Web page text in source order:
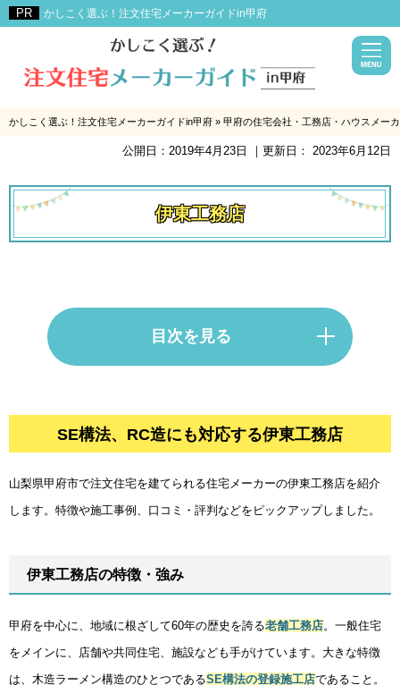
かしこく選ぶ！注文住宅メーカーガイドin甲府
かしこく選ぶ！注文住宅メーカーガイドin甲府 » 甲府の住宅会社・工務店・ハウスメー
公開日： 2019年4月23日 ｜更新日： 2023年6月12日
伊東工務店
目次を見る
SE構法、RC造にも対応する伊東工務店
山梨県甲府市で注文住宅を建てられる住宅メーカーの伊東工務店を紹介
します。特徴や施工事例、口コミ・評判などをピックアップしました。
伊東工務店の特徴・強み
甲府を中心に、地域に根ざして60年の歴史を誇る老舗工務店。一般住宅
をメインに、店舗や共同住宅、施設なども手がけています。大きな特徴
は、木造ラーメン構造のひとつであるSE構法の登録施工店であること。